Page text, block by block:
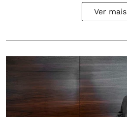
Ver mais